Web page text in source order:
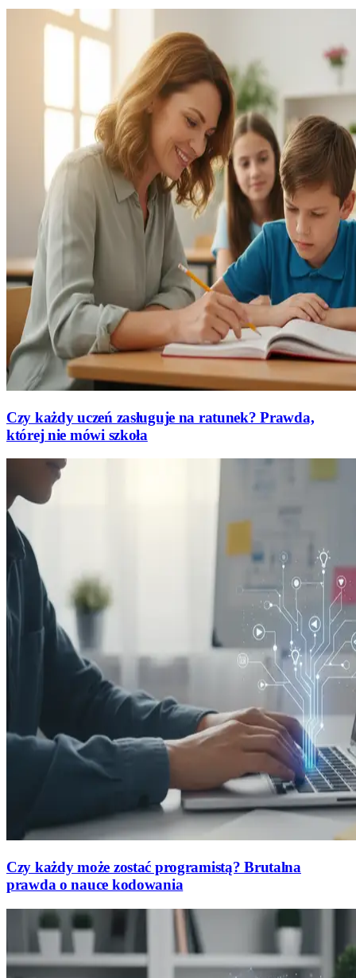
Czy każdy uczeń zasługuje na ratunek? Prawda,
której nie mówi szkoła
Czy każdy może zostać programistą? Brutalna
prawda o nauce kodowania